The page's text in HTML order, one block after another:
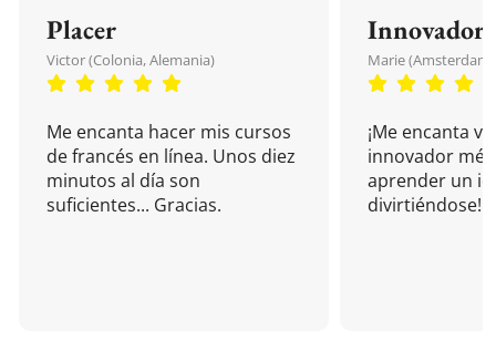
Placer
Victor (Colonia, Alemania)
Me encanta hacer mis cursos
de francés en línea. Unos diez
minutos al día son
suficientes... Gracias.
Innovador
Marie (Amsterdam,
¡Me encanta
innovador
aprender un
divirtiéndose!